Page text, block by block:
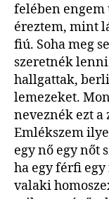
felében engem
éreztem, mint
fiú. Soha meg
szeretnék
hallgattak,
lemezeket.
neveznék ezt a
Emlékszem
egy nő egy nőt
ha egy férfi
valaki